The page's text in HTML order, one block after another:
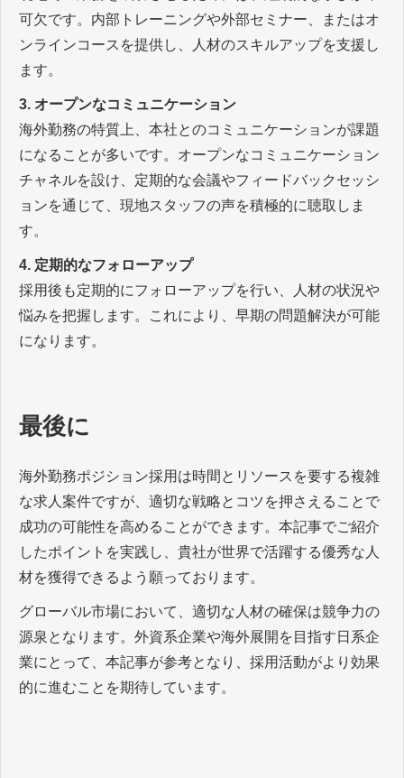
可欠です。内部トレーニングや外部セミナー、またはオ
ンラインコースを提供し、人材のスキルアップを支援し
ます。
3. オープンなコミュニケーション
海外勤務の特質上、本社とのコミュニケーションが課題
になることが多いです。オープンなコミュニケーション
チャネルを設け、定期的な会議やフィードバックセッシ
ョンを通じて、現地スタッフの声を積極的に聴取しま
す。
4. 定期的なフォローアップ
採用後も定期的にフォローアップを行い、人材の状況や
悩みを把握します。これにより、早期の問題解決が可能
になります。
最後に
海外勤務ポジション採用は時間とリソースを要する複雑
な求人案件ですが、適切な戦略とコツを押さえることで
成功の可能性を高めることができます。本記事でご紹介
したポイントを実践し、貴社が世界で活躍する優秀な人
材を獲得できるよう願っております。
グローバル市場において、適切な人材の確保は競争力の
源泉となります。外資系企業や海外展開を目指す日系企
業にとって、本記事が参考となり、採用活動がより効果
的に進むことを期待しています。